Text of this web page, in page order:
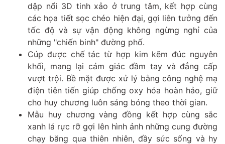
dập nổi 3D tinh xảo ở trung tâm, kết hợp cùng
các họa tiết sọc chéo hiện đại, gợi liên tưởng đến
tốc độ và sự vận động không ngừng nghỉ của
những "chiến binh" đường phố.
Cúp được chế tác từ hợp kim kẽm đúc nguyên
khối, mang lại cảm giác đầm tay và đẳng cấp
vượt trội. Bề mặt được xử lý bằng công nghệ mạ
điện tiên tiến giúp chống oxy hóa hoàn hảo, giữ
cho huy chương luôn sáng bóng theo thời gian.
Mẫu huy chương vàng đồng kết hợp cùng sắc
xanh lá rực rỡ gợi lên hình ảnh những cung đường
chạy băng qua thiên nhiên, đầy sức sống và hy